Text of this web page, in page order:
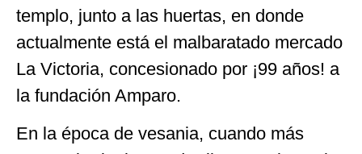
templo, junto a las huertas, en donde
actualmente está el malbaratado mercado
La Victoria, concesionado por ¡99 años! a
la fundación Amparo.
En la época de vesania, cuando más